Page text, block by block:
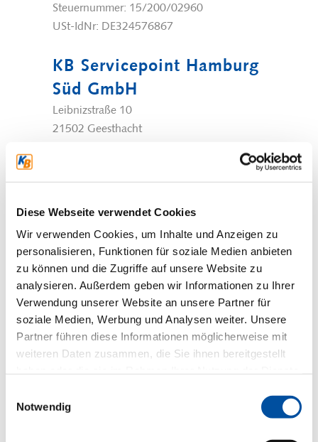
Diese Webseite verwendet Cookies
Wir verwenden Cookies, um Inhalte und Anzeigen zu
personalisieren, Funktionen für soziale Medien anbieten
zu können und die Zugriffe auf unsere Website zu
analysieren. Außerdem geben wir Informationen zu Ihrer
Verwendung unserer Website an unsere Partner für
soziale Medien, Werbung und Analysen weiter. Unsere
Partner führen diese Informationen möglicherweise mit
weiteren Daten zusammen, die Sie ihnen bereitgestellt
Notwendig
Steuernummer: 15/200/02960
USt-IdNr: DE324576867
KB Servicepoint Hamburg
Süd GmbH
Leibnizstraße 10
21502 Geesthacht
eMail:hamburg-sued@kb-servicepoint.de
Eintragung im Handelsregister:
Registergericht: Amtsgericht ist Lübeck
Registernummer: HRB 22024
Steuernummer: 22/294/24946
USt-IdNr: DE348380000
Verantwortlich für den
MStV